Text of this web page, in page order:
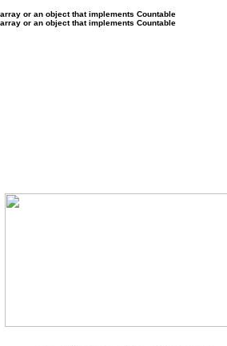
or an object that implements Countable
or an object that implements Countable